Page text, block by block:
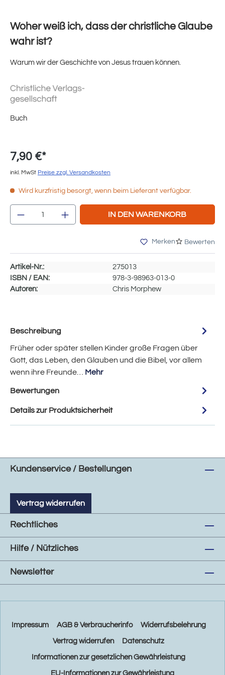
Woher weiß ich, dass der christliche Glaube
wahr ist?
Warum wir der Geschichte von Jesus trauen können.
Buch
7,90 €*
inkl. MwSt Preise zzgl. Versandkosten
Wird kurzfristig besorgt, wenn beim Lieferant verfügbar.
Produkt Anzahl: Gib den gewünschten
IN DEN WARENKORB
Merken Bewerten
Artikel-Nr.:
275013
ISBN / EAN:
978-3-98963-013-0
Autoren:
Chris Morphew
Beschreibung
Früher oder später stellen Kinder große Fragen über
Gott, das Leben, den Glauben und die Bibel, vor allem
wenn ihre Freunde… Mehr
Bewertungen
Details zur Produktsicherheit
Kundenservice / Bestellungen
Vertrag widerrufen
Rechtliches
Hilfe / Nützliches
Newsletter
Impressum AGB & Verbraucherinfo Widerrufsbelehrung
Vertrag widerrufen Datenschutz
Informationen zur gesetzlichen Gewährleistung
EU-Informationen zur Gewährleistung